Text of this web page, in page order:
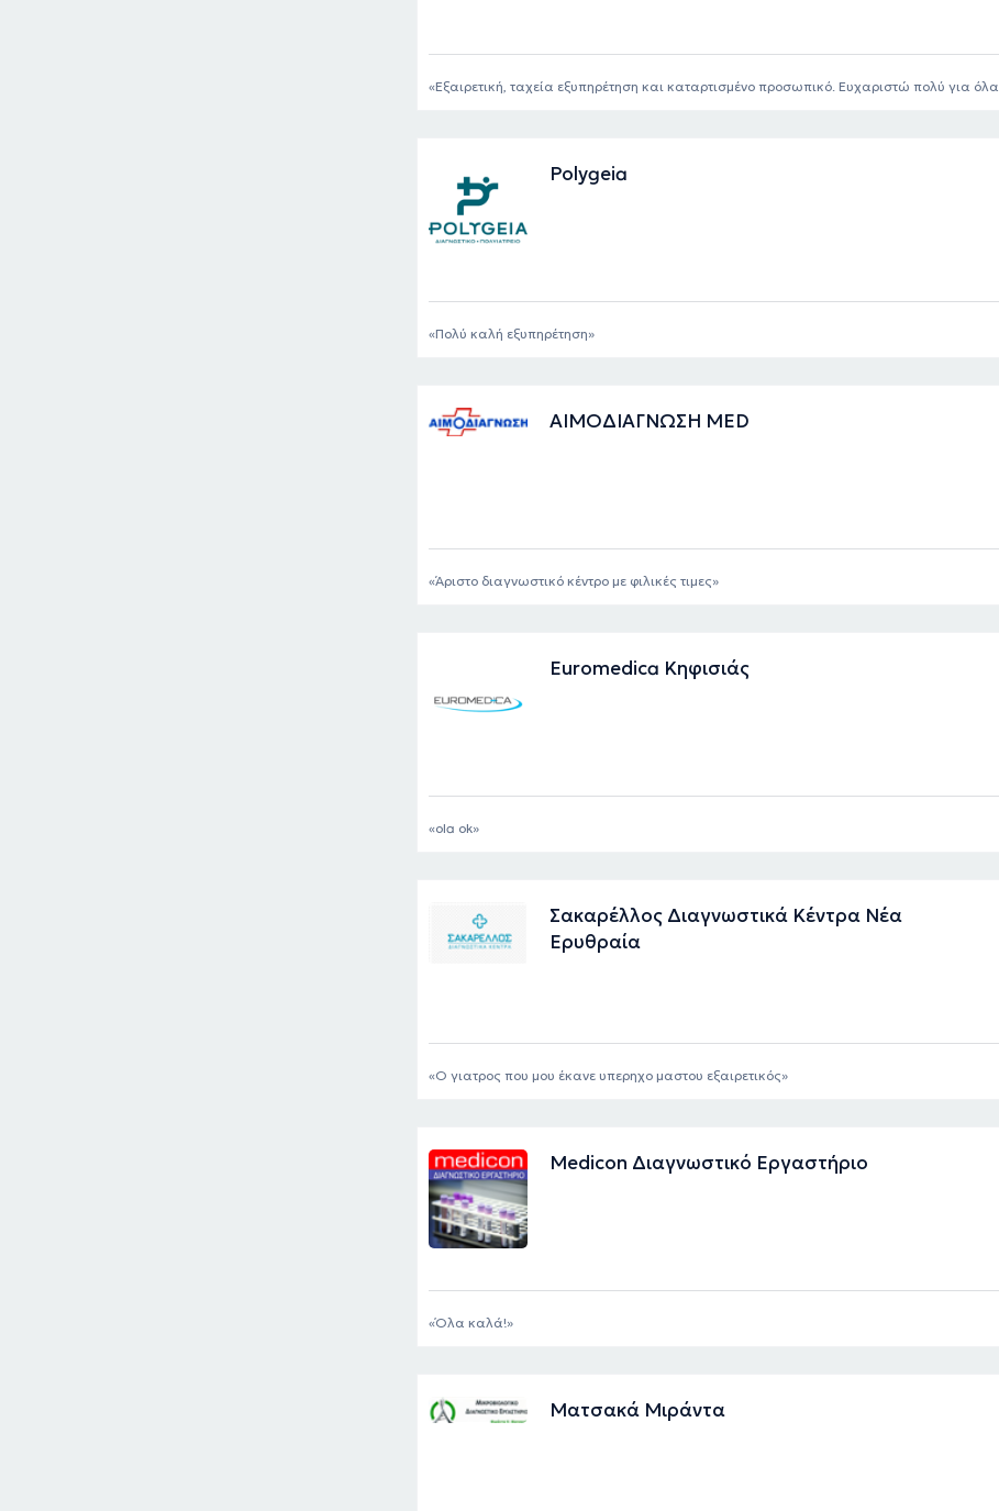
Εξαιρετική, ταχεία εξυπηρέτηση και καταρτισμένο προσωπικό. Ευχαριστώ πολύ για όλα
Polygeia
Πολύ καλή εξυπηρέτηση
ΑΙΜΟΔΙΑΓΝΩΣΗ MED
Άριστο διαγνωστικό κέντρο με φιλικές τιμες
Euromedica Κηφισιάς
ola ok
Σακαρέλλος Διαγνωστικά Κέντρα Νέα
Ερυθραία
Ο γιατρος που μου έκανε υπερηχο μαστου εξαιρετικός
Medicon Διαγνωστικό Εργαστήριο
Όλα καλά!
Ματσακά Μιράντα